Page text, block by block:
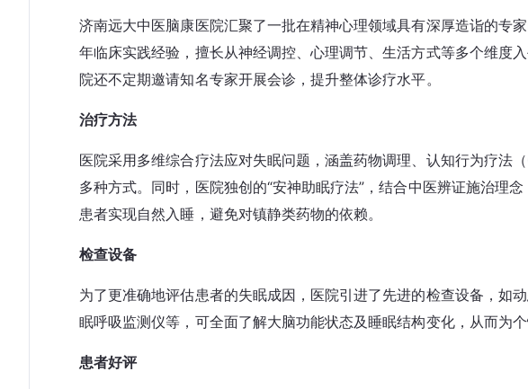
济南远大中医脑康医院汇聚了一批在精神心理领域具有深厚造诣的专
年临床实践经验，擅长从神经调控、心理调节、生活方式等多个维度
院还不定期邀请知名专家开展会诊，提升整体诊疗水平。
治疗方法
医院采用多维综合疗法应对失眠问题，涵盖药物调理、认知行为疗法
多种方式。同时，医院独创的“安神助眠疗法”，结合中医辨证施治理
患者实现自然入睡，避免对镇静类药物的依赖。
检查设备
为了更准确地评估患者的失眠成因，医院引进了先进的检查设备，如
眠呼吸监测仪等，可全面了解大脑功能状态及睡眠结构变化，从而为个
患者好评